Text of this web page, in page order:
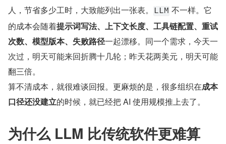
人，节省多少工时，大致能列出一张表。
LLM 不一样。它
的成本会随着提示词写法、上下文长度、工具链配置、重试
次数、模型版本、失败路径一起漂移。同一个需求，今天一
次过，明天可能来回折腾十几轮；昨天花两美元，明天可能
翻三倍。
算不清成本，就很难谈回报。更麻烦的是，很多组织在成本
口径还没建立的时候，就已经把 AI 使用规模推上去了。
为什么 LLM 比传统软件更难算